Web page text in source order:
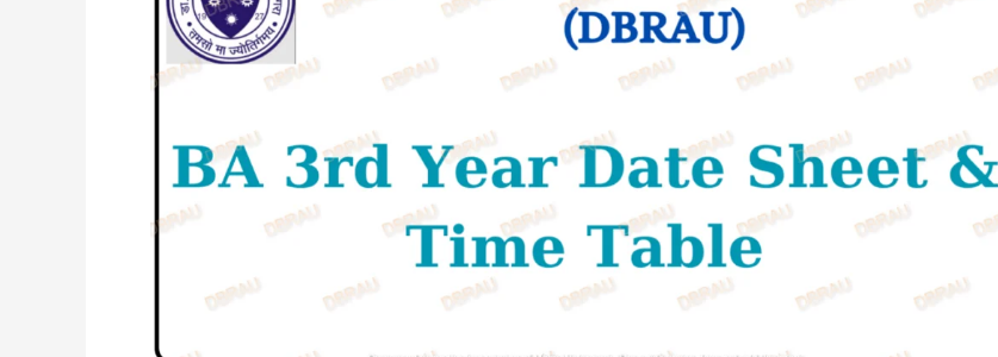
Exam
Date